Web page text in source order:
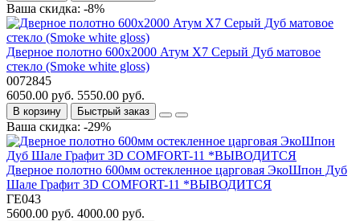
Ваша скидка: -8%
Дверное полотно 600x2000 Атум Х7 Серый Дуб матовое
стекло (Smoke white gloss)
0072845
6050.00 руб. 5550.00 руб.
В корзину Быстрый заказ
Ваша скидка: -29%
Дверное полотно 600мм остекленное царговая ЭкоШпон Дуб
Шале Графит 3D COMFORT-11 *ВЫВОДИТСЯ
ГЕ043
5600.00 руб. 4000.00 руб.